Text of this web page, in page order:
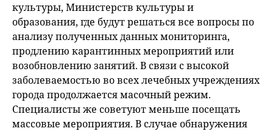
культуры, Министерств культуры и
образования, где будут решаться все вопросы по
анализу полученных данных мониторинга,
продлению карантинных мероприятий или
возобновлению занятий. В связи с высокой
заболеваемостью во всех лечебных учреждениях
города продолжается масочный режим.
Специалисты же советуют меньше посещать
массовые мероприятия. В случае обнаружения